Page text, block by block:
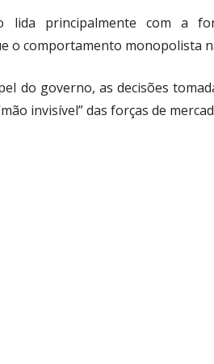
lida principalmente com a
o comportamento monopolista
do governo, as decisões
invisível” das forças de